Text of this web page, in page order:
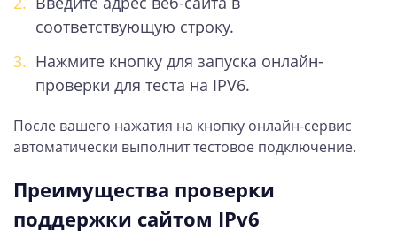
соответствующую строку.
Нажмите кнопку для запуска онлайн-
проверки для теста на IPV6.
После вашего нажатия на кнопку онлайн-сервис
автоматически выполнит тестовое подключение.
Преимущества проверки
поддержки сайтом IPv6